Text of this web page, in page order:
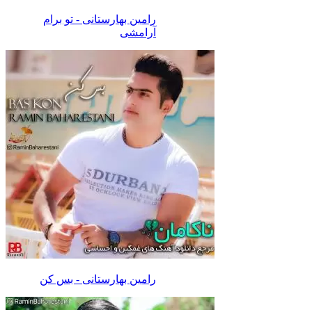
رامین بهارستانی - تو برام
آرامشی
رامین بهارستانی - بس کن